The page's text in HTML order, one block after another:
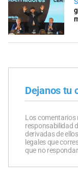
Dejanos tu
Los comentarios
responsabilidad
derivadas de
legales que
que no